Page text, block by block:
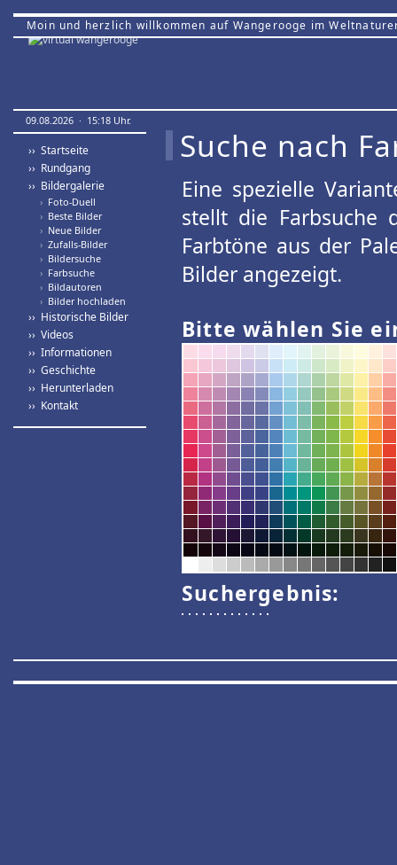
Moin und herzlich willkommen auf Wangerooge im
09.08.2026 · 15:18 Uhr.
›› Startseite
›› Rundgang
›› Bildergalerie
› Foto-Duell
› Beste Bilder
› Neue Bilder
› Zufalls-Bilder
› Bildersuche
› Farbsuche
› Bildautoren
› Bilder hochladen
›› Historische Bilder
›› Videos
›› Informationen
›› Geschichte
›› Herunterladen
›› Kontakt
Suche nach
Eine spezielle
stellt die Farbsuche
Farbtöne aus der
Bilder angezeigt.
Bitte wählen Sie
Suchergebnis: